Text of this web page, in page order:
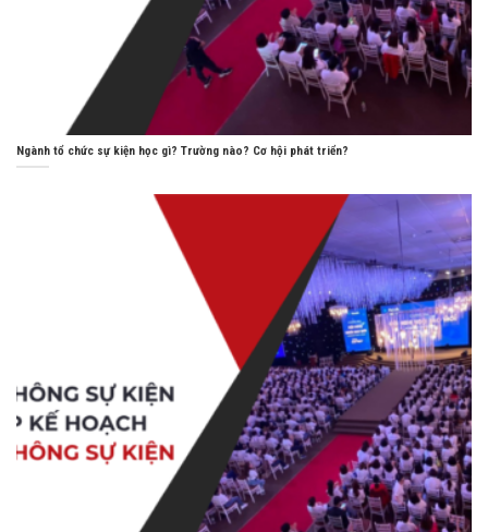
Ngành tổ chức sự kiện học gì? Trường nào? Cơ hội phát triển?